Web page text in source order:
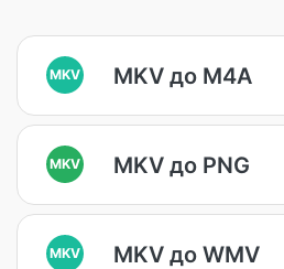
MKV MKV до M4A
MKV MKV до PNG
MKV MKV до WMV